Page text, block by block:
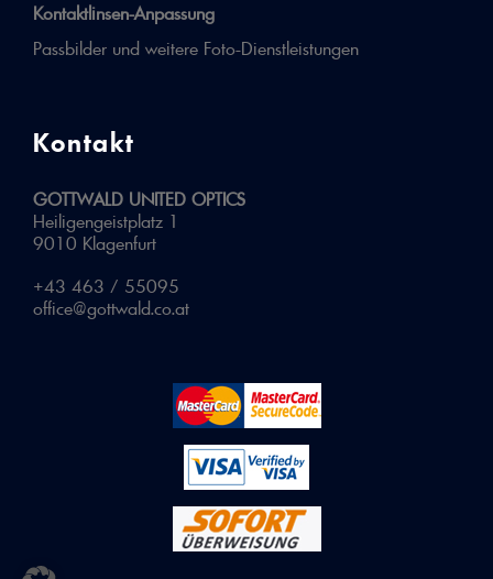
Kontaktlinsen-Anpassung
Passbilder und weitere Foto-Dienstleistungen
Kontakt
GOTTWALD UNITED OPTICS
Heiligengeistplatz 1
9010 Klagenfurt
+43 463 / 55095
office@gottwald.co.at